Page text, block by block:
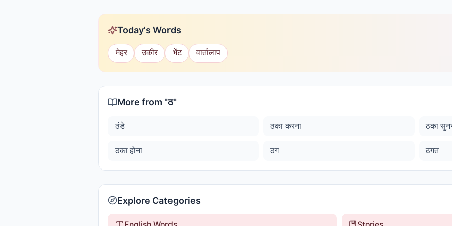
Today's Words
मेहर उकीर भेंट वार्तालाप
More from "ठ"
ठंडे ठका करना ठका
ठका होना ठग ठगत
Explore Categories